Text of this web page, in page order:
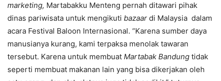
marketing, Martabakku Menteng pernah ditawari pihak
dinas pariwisata untuk mengikuti bazaar di Malaysia dalam
acara Festival Baloon Internasional. “Karena sumber daya
manusianya kurang, kami terpaksa menolak tawaran
tersebut. Karena untuk membuat Martabak Bandung tidak
seperti membuat makanan lain yang bisa dikerjakan oleh